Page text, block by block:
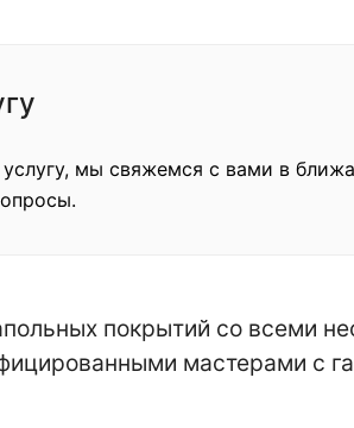
мы свяжемся с вами в
покрытий со всеми
мастерами с